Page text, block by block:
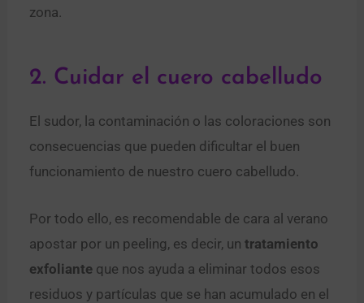
zona.
2. Cuidar el cuero cabelludo
El sudor, la contaminación o las coloraciones son
consecuencias que pueden dificultar el buen
funcionamiento de nuestro cuero cabelludo.
Por todo ello, es recomendable de cara al verano
apostar por un peeling, es decir, untratamiento
exfoliante que nos ayuda a eliminar todos esos
residuos y partículas que se han acumulado en el